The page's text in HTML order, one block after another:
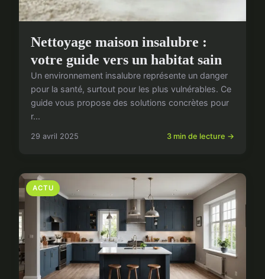
Nettoyage maison insalubre :
votre guide vers un habitat sain
Un environnement insalubre représente un danger
pour la santé, surtout pour les plus vulnérables. Ce
guide vous propose des solutions concrètes pour
r...
29 avril 2025 3 min de lecture →
ACTU